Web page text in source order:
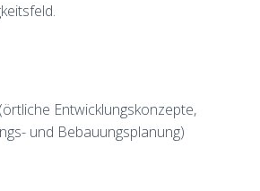
Entwicklungskonzepte,
und Bebauungsplanung)